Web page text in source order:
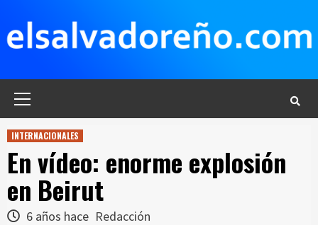
contenido
INTERNACIONALES
En vídeo: enorme explosión
en Beirut
6 años hace Redacción